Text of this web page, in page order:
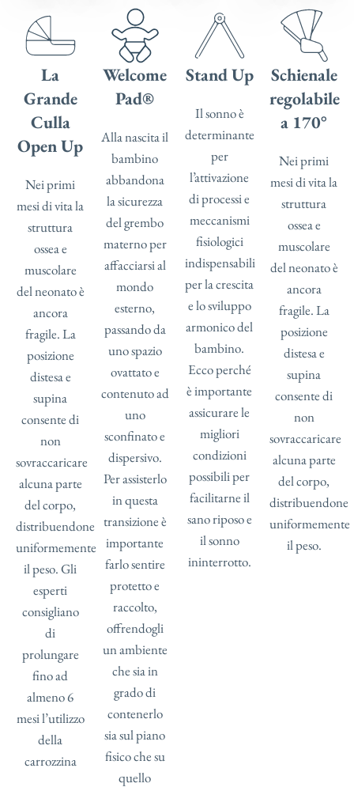
La
Grande
Culla
Open Up
Nei primi
mesi di vita la
struttura
ossea e
muscolare
del neonato è
ancora
fragile. La
posizione
distesa e
supina
consente di
non
sovraccaricare
alcuna parte
del corpo,
distribuendone
uniformemente
il peso. Gli
esperti
consigliano
di
prolungare
fino ad
almeno 6
mesi l’utilizzo
della
carrozzina
Welcome
Pad®
Alla nascita il
bambino
abbandona
la sicurezza
del grembo
materno per
affacciarsi al
mondo
esterno,
passando da
uno spazio
ovattato e
contenuto ad
uno
sconfinato e
dispersivo.
Per assisterlo
in questa
transizione è
importante
farlo sentire
protetto e
raccolto,
offrendogli
un ambiente
che sia in
grado di
contenerlo
sia sul piano
fisico che su
quello
Stand Up
Il sonno è
determinante
per
l’attivazione
di processi e
meccanismi
fisiologici
indispensabili
per la crescita
e lo sviluppo
armonico del
bambino.
Ecco perché
è importante
assicurare le
migliori
condizioni
possibili per
facilitarne il
sano riposo e
il sonno
ininterrotto.
Schienale
regolabile
a 170°
Nei primi
mesi di vita la
struttura
ossea e
muscolare
del neonato è
ancora
fragile. La
posizione
distesa e
supina
consente di
non
sovraccaricare
alcuna parte
del corpo,
distribuendone
uniformemente
il peso.